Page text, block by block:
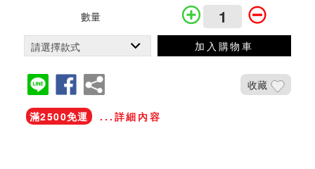
數量
加入購物車
收藏
滿2500免運 ...詳細內容